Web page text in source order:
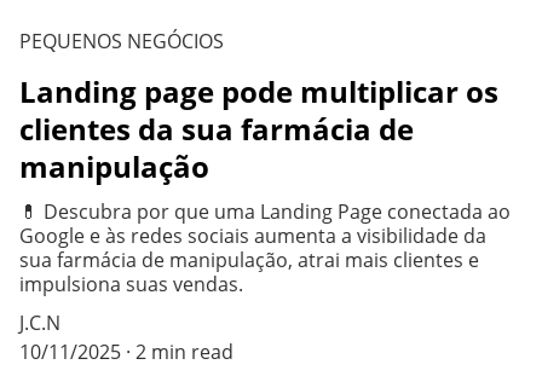
PEQUENOS NEGÓCIOS
Landing page pode multiplicar os
clientes da sua farmácia de
manipulação
💊 Descubra por que uma Landing Page conectada ao
Google e às redes sociais aumenta a visibilidade da
sua farmácia de manipulação, atrai mais clientes e
impulsiona suas vendas.
J.C.N
10/11/2025 2 min read